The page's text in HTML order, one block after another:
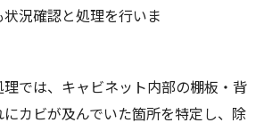
況確認と処理を行いま
では、キャビネット内部の棚板・背
カビが及んでいた箇所を特定し、除